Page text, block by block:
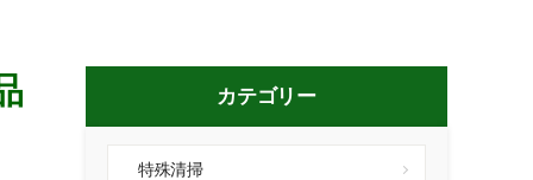
カテゴリー
特殊清掃